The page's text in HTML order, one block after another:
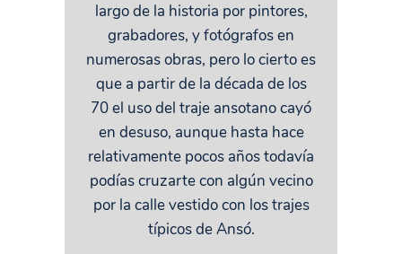
largo de la historia por pintores,
grabadores, y fotógrafos en
numerosas obras, pero lo cierto es
que a partir de la década de los
70 el uso del traje ansotano cayó
en desuso, aunque hasta hace
relativamente pocos años todavía
podías cruzarte con algún vecino
por la calle vestido con los trajes
típicos de Ansó.